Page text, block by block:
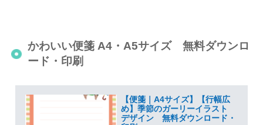
かわいい便箋 A4・A5サイズ 無料ダウンロ
ード・印刷
【便箋｜A4サイズ】【行幅広
め】季節のガーリーイラスト
デザイン 無料ダウンロード・